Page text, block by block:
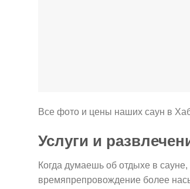
Все фото и цены наших саун в
Услуги и
Когда думаешь об отдыхе в
времяпрепровождение более